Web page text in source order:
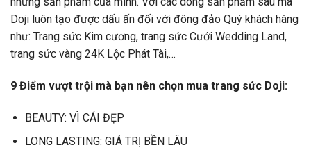
Doji luôn tạo được dấu ấn đối với đông đảo Quý khách hàng
như: Trang sức Kim cương, trang sức Cưới Wedding Land,
trang sức vàng 24K Lộc Phát Tài,…
9 Điểm vượt trội mà bạn nên chọn mua trang sức Doji:
BEAUTY: VÌ CÁI ĐẸP
LONG LASTING: GIÁ TRỊ BỀN LÂU